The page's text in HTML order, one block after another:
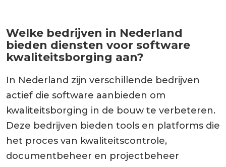
Welke bedrijven in Nederland
bieden diensten voor software
kwaliteitsborging aan?
In Nederland zijn verschillende bedrijven
actief die software aanbieden om
kwaliteitsborging in de bouw te verbeteren.
Deze bedrijven bieden tools en platforms die
het proces van kwaliteitscontrole,
documentbeheer en projectbeheer